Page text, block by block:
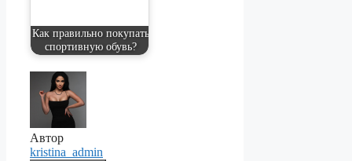
Как правильно покупать
спортивную обувь?
Автор
kristina_admin